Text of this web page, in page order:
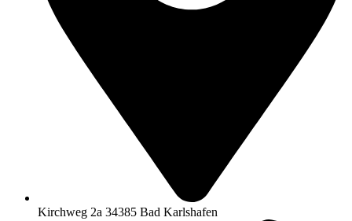
Kirchweg 2a 34385 Bad Karlshafen